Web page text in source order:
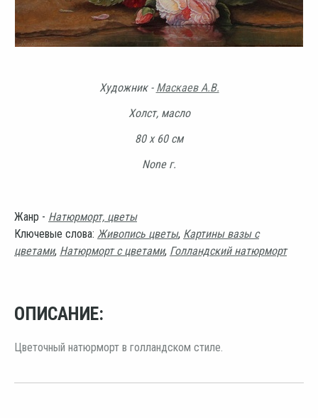
Художник - Маскаев А.В.
Холст, масло
80 х 60 см
None г.
Жанр - Натюрморт, цветы
Ключевые слова: Живопись цветы, Картины вазы с
цветами, Натюрморт с цветами, Голландский натюрморт
ОПИСАНИЕ:
Цветочный натюрморт в голландском стиле.